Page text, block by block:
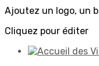
Ajoutez un logo, un
Cliquez pour éditer